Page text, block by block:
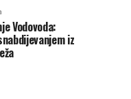
Vodovoda:
iz